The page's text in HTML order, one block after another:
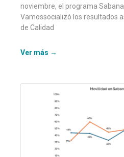
noviembre, el programa
Vamossocializó los resultados
de Calidad
Ver más →